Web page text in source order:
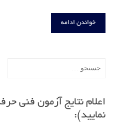
خواندن ادامه
اعلام نتایج آزمون فنی
نمایید):